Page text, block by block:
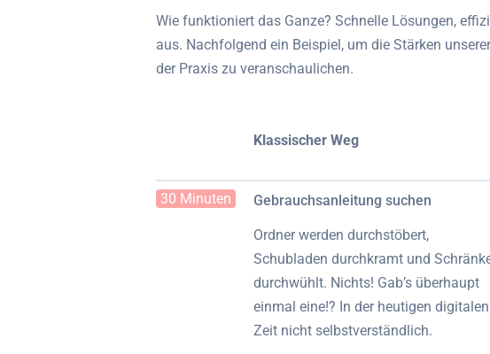
Wie funktioniert das Ganze? Schnelle Lösungen,
aus. Nachfolgend ein Beispiel, um die Stärken
der Praxis zu veranschaulichen.
Klassischer Weg
30 Minuten Gebrauchsanleitung suchen
Ordner werden durchstöbert,
Schubladen durchkramt und
durchwühlt. Nichts! Gab’s überhaupt
einmal eine!? In der heutigen digitalen
Zeit nicht selbstverständlich.